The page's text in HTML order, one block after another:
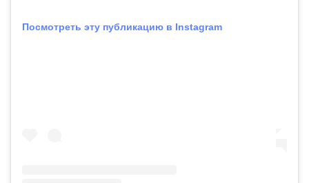
Посмотреть эту публикацию в Instagram